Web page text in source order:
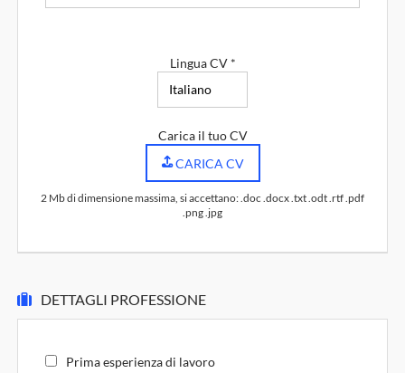
Lingua CV *
Carica il tuo CV
CARICA CV
2 Mb di dimensione massima, si accettano: .doc .docx .txt .odt .rtf .pdf
.png .jpg
DETTAGLI PROFESSIONE
Prima esperienza di lavoro